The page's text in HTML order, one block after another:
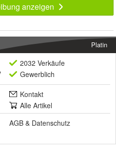
anzeigen
Platin
2032 Verkäufe
Gewerblich
Kontakt
Alle Artikel
AGB & Datenschutz